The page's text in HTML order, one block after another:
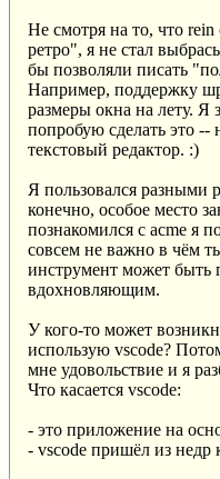
Не смотря на то, что
ретро", я не стал
бы позволяли писать
Например, поддержку
размеры окна на лету. Я
попробую сделать это --
текстовый редактор. :)
Я пользовался разными
конечно, особое место
познакомился с acme я
совсем не важно в чём
инструмент может
вдохновляющим.
У кого-то может
использую vscode?
мне удовольствие и я
Что касается vscode:
- это приложение на
- vscode пришёл из недр